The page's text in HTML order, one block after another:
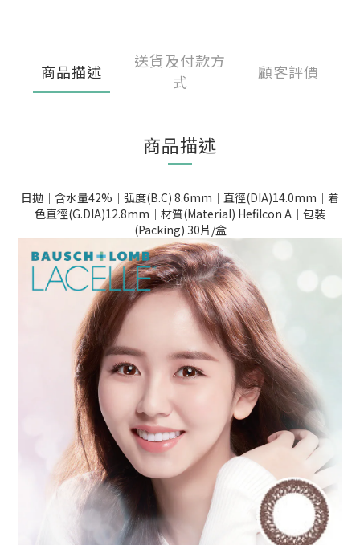
商品描述
送貨及付款方
式
顧客評價
商品描述
日拋｜含水量42%｜弧度(B.C) 8.6mm｜直徑(DIA)14.0mm｜着
色直徑(G.DIA)12.8mm｜材質(Material) Hefilcon A｜包裝
(Packing) 30片/盒